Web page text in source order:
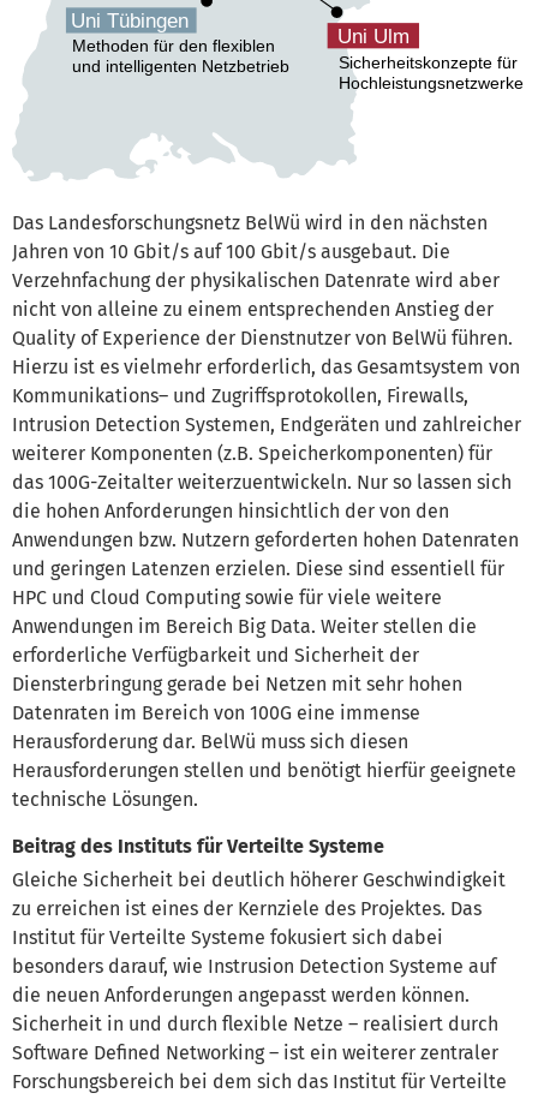
Das Landesforschungsnetz BelWü wird in den nächsten
Jahren von 10 Gbit/s auf 100 Gbit/s ausgebaut. Die
Verzehnfachung der physikalischen Datenrate wird aber
nicht von alleine zu einem entsprechenden Anstieg der
Quality of Experience der Dienstnutzer von BelWü führen.
Hierzu ist es vielmehr erforderlich, das Gesamtsystem von
Kommunikations– und Zugriffsprotokollen, Firewalls,
Intrusion Detection Systemen, Endgeräten und zahlreicher
weiterer Komponenten (z.B. Speicherkomponenten) für
das 100G-Zeitalter weiterzuentwickeln. Nur so lassen sich
die hohen Anforderungen hinsichtlich der von den
Anwendungen bzw. Nutzern geforderten hohen Datenraten
und geringen Latenzen erzielen. Diese sind essentiell für
HPC und Cloud Computing sowie für viele weitere
Anwendungen im Bereich Big Data. Weiter stellen die
erforderliche Verfügbarkeit und Sicherheit der
Diensterbringung gerade bei Netzen mit sehr hohen
Datenraten im Bereich von 100G eine immense
Herausforderung dar. BelWü muss sich diesen
Herausforderungen stellen und benötigt hierfür geeignete
technische Lösungen.
Beitrag des Instituts für Verteilte Systeme
Gleiche Sicherheit bei deutlich höherer Geschwindigkeit
zu erreichen ist eines der Kernziele des Projektes. Das
Institut für Verteilte Systeme fokusiert sich dabei
besonders darauf, wie Instrusion Detection Systeme auf
die neuen Anforderungen angepasst werden können.
Sicherheit in und durch flexible Netze – realisiert durch
Software Defined Networking – ist ein weiterer zentraler
Forschungsbereich bei dem sich das Institut für Verteilte